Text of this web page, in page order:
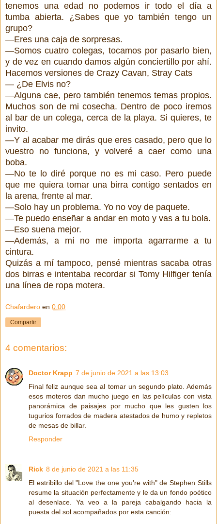
tenemos una edad no podemos ir todo el día a
tumba abierta. ¿Sabes que yo también tengo un
grupo?
—Eres una caja de sorpresas.
—Somos cuatro colegas, tocamos por pasarlo bien,
y de vez en cuando damos algún conciertillo por ahí.
Hacemos versiones de Crazy Cavan, Stray Cats
— ¿De Elvis no?
—Alguna cae, pero también tenemos temas propios.
Muchos son de mi cosecha. Dentro de poco iremos
al bar de un colega, cerca de la playa. Si quieres, te
invito.
—Y al acabar me dirás que eres casado, pero que lo
vuestro no funciona, y volveré a caer como una
boba.
—No te lo diré porque no es mi caso. Pero puede
que me quiera tomar una birra contigo sentados en
la arena, frente al mar.
—Solo hay un problema. Yo no voy de paquete.
—Te puedo enseñar a andar en moto y vas a tu bola.
—Eso suena mejor.
—Además, a mí no me importa agarrarme a tu
cintura.
Quizás a mí tampoco, pensé mientras sacaba otras
dos birras e intentaba recordar si Tomy Hilfiger tenía
una línea de ropa motera.
Chafardero en 0:00
Compartir
4 comentarios:
Doctor Krapp 7 de junio de 2021 a las 13:03
Final feliz aunque sea al tomar un segundo plato. Además
esos moteros dan mucho juego en las películas con vista
panorámica de paisajes por mucho que les gusten los
tugurios forrados de madera atestados de humo y repletos
de mesas de billar.
Responder
Rick 8 de junio de 2021 a las 11:35
El estribillo del "Love the one you're with" de Stephen Stills
resume la situación perfectamente y le da un fondo poético
al desenlace. Ya veo a la pareja cabalgando hacia la
puesta del sol acompañados por esta canción: